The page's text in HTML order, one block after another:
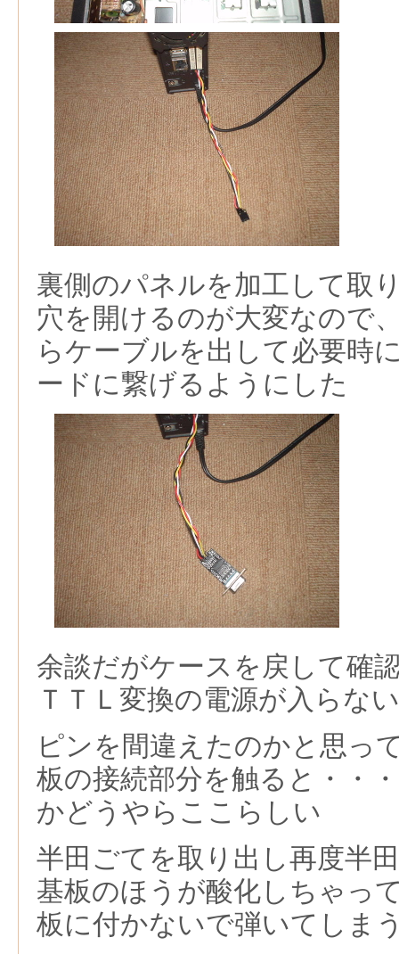
裏側のパネルを加工して取
穴を開けるのが大変なので
らケーブルを出して必要時
ードに繋げるようにした
余談だがケースを戻して確
ＴＴＬ変換の電源が入らな
ピンを間違えたのかと思っ
板の接続部分を触ると・・
かどうやらここらしい
半田ごてを取り出し再度半
基板のほうが酸化しちゃっ
板に付かないで弾いてしま